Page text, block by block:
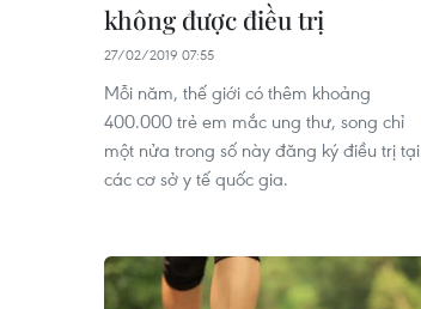
không được điều trị
27/02/2019 07:55
Mỗi năm, thế giới có thêm khoảng
400.000 trẻ em mắc ung thư, song chỉ
một nửa trong số này đăng ký điều trị tại
các cơ sở y tế quốc gia.